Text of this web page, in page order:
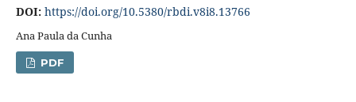
DOI: https://doi.org/10.5380/rbdi.v8i8.13766
Ana Paula da Cunha
PDF